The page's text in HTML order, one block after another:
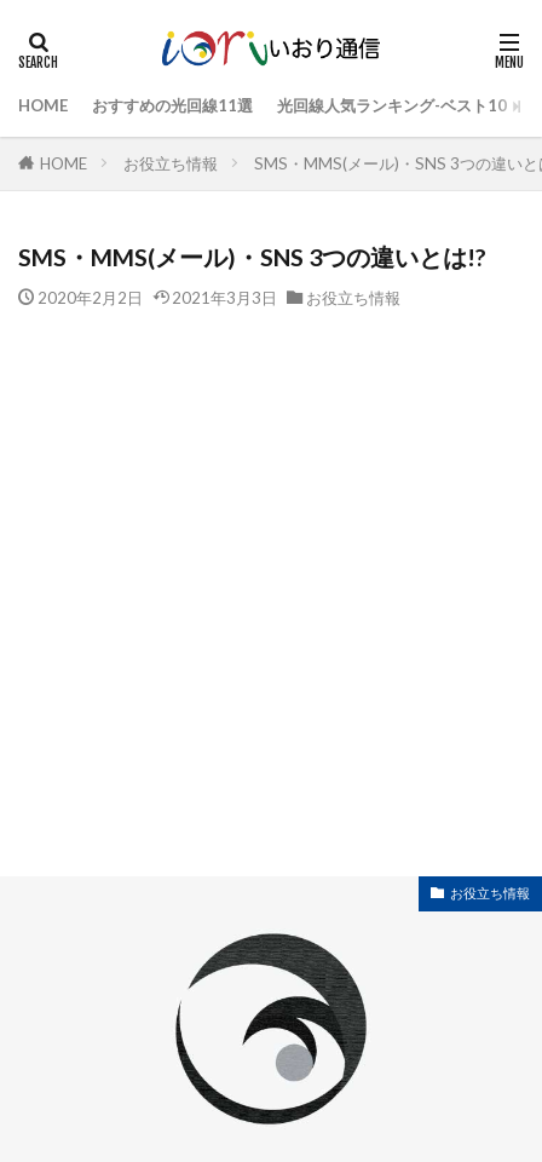
HOME おすすめの光回線11選 光回線人気ランキング-ベスト10
HOME お役立ち情報 SMS・MMS(メール)・SNS 3つの違いと
SMS・MMS(メール)・SNS 3つの違いとは!?
2020年2月2日 2021年3月3日 お役立ち情報
お役立ち情報